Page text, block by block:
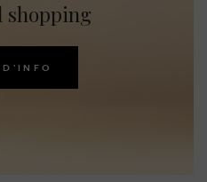
shopping
D'INFO